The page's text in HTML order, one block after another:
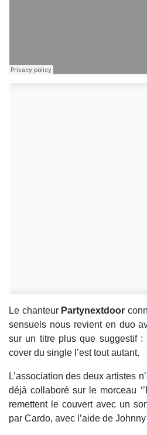
Le chanteur Partynextdoor
sensuels nous revient en duo
sur un titre plus que suggestif :
cover du single l’est tout autant.
L’association des deux artistes
déjà collaboré sur le morceau
remettent le couvert avec un
par Cardo, avec l’aide de